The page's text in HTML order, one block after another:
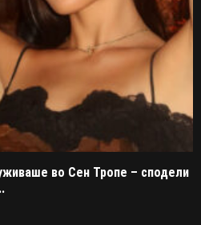
во Сен Тропе – сподели